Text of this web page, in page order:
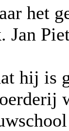
het
Jan
hij is